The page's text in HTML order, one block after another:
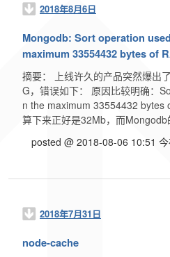
2018年8月6日
Mongodb: Sort operation
maximum 33554432 bytes of
摘要： 上线许久的产品突然爆出
G，错误如下： 原因比较明确：
n the maximum 33554432 bytes
算下来正好是32Mb，而
posted @ 2018-08-06 10:51
2018年7月31日
node-cache